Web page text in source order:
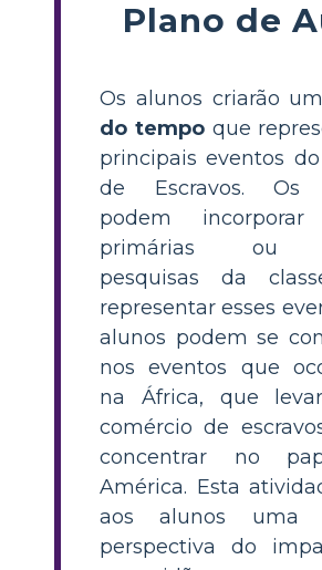
Plano de
Os alunos criarão
do tempoque
principais eventos
de Escravos. Os
podem incorporar
primárias ou
pesquisas da
representar esses
alunos podem se
nos eventos que
na África, que
comércio de
concentrar no
América. Esta
aos alunos uma
perspectiva do